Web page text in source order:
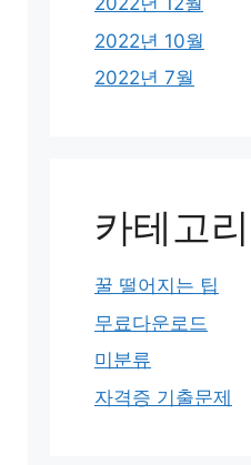
2022년 10월
2022년 7월
카테고리
꿀 떨어지는 팁
무료다운로드
미분류
자격증 기출문제